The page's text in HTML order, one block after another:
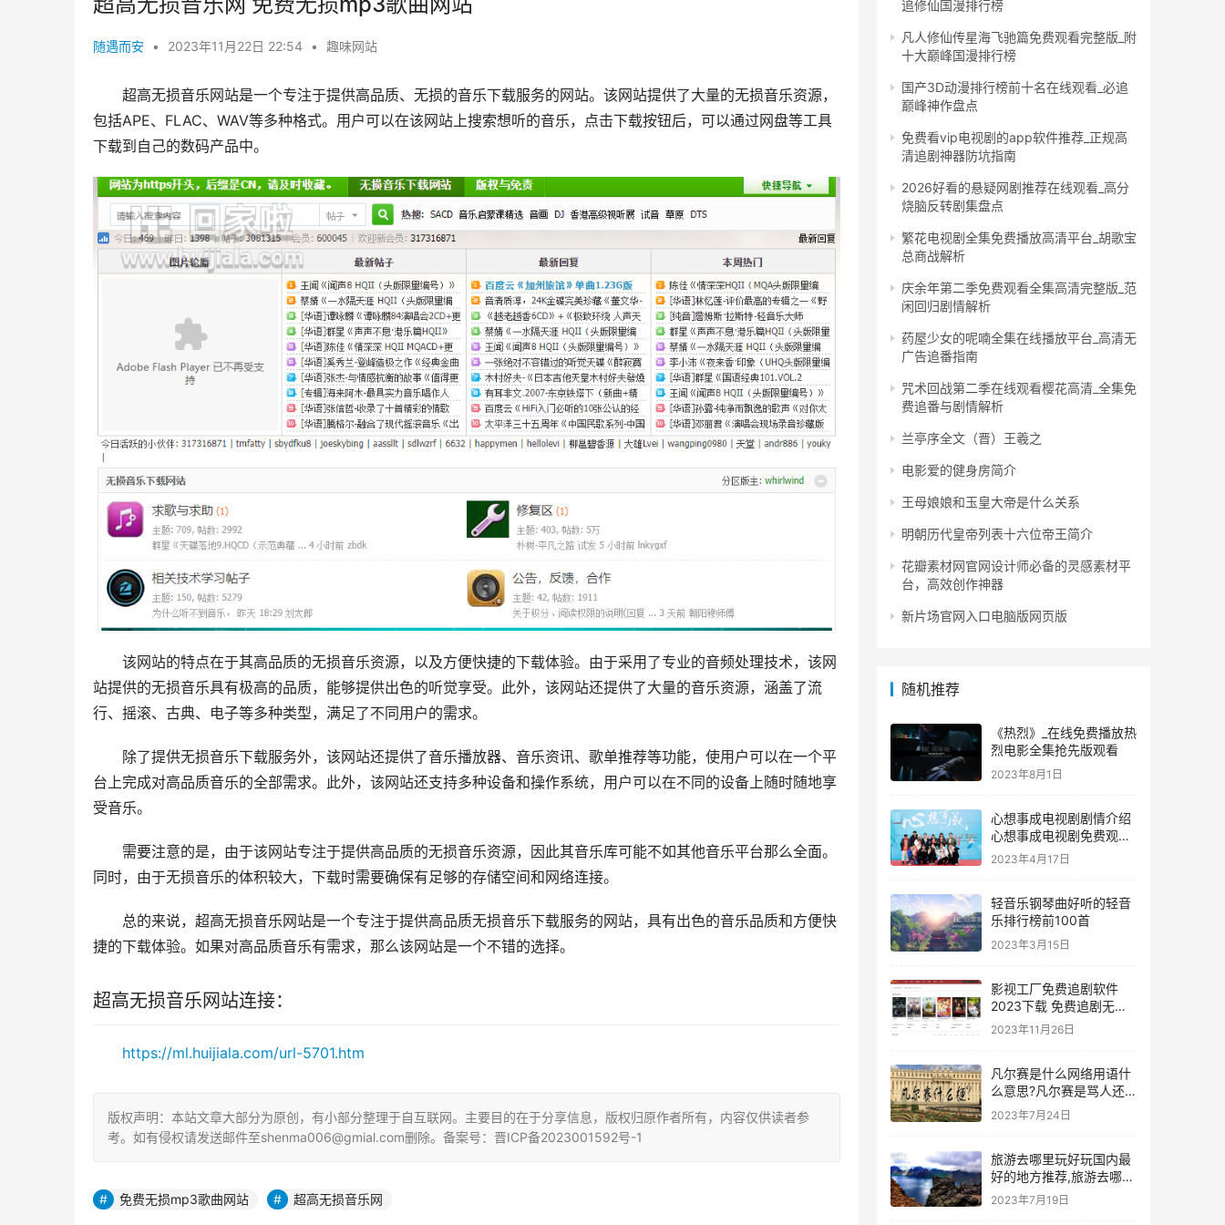
随遇而安 • 2023年11月22日 22:54 • 趣味网站
超高无损音乐网站是一个专注于提供高品质、无损的音乐下载服务的网站。该网站提供了大量的无损音乐资源，
包括APE、FLAC、WAV等多种格式。用户可以在该网站上搜索想听的音乐，点击下载按钮后，可以通过网盘等工具
下载到自己的数码产品中。
该网站的特点在于其高品质的无损音乐资源，以及方便快捷的下载体验。由于采用了专业的音频处理技术，该网
站提供的无损音乐具有极高的品质，能够提供出色的听觉享受。此外，该网站还提供了大量的音乐资源，涵盖了流
行、摇滚、古典、电子等多种类型，满足了不同用户的需求。
除了提供无损音乐下载服务外，该网站还提供了音乐播放器、音乐资讯、歌单推荐等功能，使用户可以在一个平
台上完成对高品质音乐的全部需求。此外，该网站还支持多种设备和操作系统，用户可以在不同的设备上随时随地享
受音乐。
需要注意的是，由于该网站专注于提供高品质的无损音乐资源，因此其音乐库可能不如其他音乐平台那么全面。
同时，由于无损音乐的体积较大，下载时需要确保有足够的存储空间和网络连接。
总的来说，超高无损音乐网站是一个专注于提供高品质无损音乐下载服务的网站，具有出色的音乐品质和方便快
捷的下载体验。如果对高品质音乐有需求，那么该网站是一个不错的选择。
超高无损音乐网站连接：
https://ml.huijiala.com/url-5701.htm
版权声明：本站文章大部分为原创，有小部分整理于自互联网。主要目的在于分享信息，版权归原作者所有，内容仅供读者参
考。如有侵权请发送邮件至shenma006@gmial.com删除。备案号：晋ICP备2023001592号-1
免费无损mp3歌曲网站 超高无损音乐网
追修仙国漫排行榜
凡人修仙传星海飞驰篇免费观看完整版_附
十大巅峰国漫排行榜
国产3D动漫排行榜前十名在线观看_必追
巅峰神作盘点
免费看vip电视剧的app软件推荐_正规高
清追剧神器防坑指南
2026好看的悬疑网剧推荐在线观看_高分
烧脑反转剧集盘点
繁花电视剧全集免费播放高清平台_胡歌宝
总商战解析
庆余年第二季免费观看全集高清完整版_范
闲回归剧情解析
药屋少女的呢喃全集在线播放平台_高清无
广告追番指南
咒术回战第二季在线观看樱花高清_全集免
费追番与剧情解析
兰亭序全文（晋）王羲之
电影爱的健身房简介
王母娘娘和玉皇大帝是什么关系
明朝历代皇帝列表十六位帝王简介
花瓣素材网官网设计师必备的灵感素材平
台，高效创作神器
新片场官网入口电脑版网页版
随机推荐
《热烈》_在线免费播放热
烈电影全集抢先版观看
2023年8月1日
心想事成电视剧剧情介绍
心想事成电视剧免费观看
全集在线播放在线看片免
2023年4月17日
轻音乐钢琴曲好听的轻音
乐排行榜前100首
2023年3月15日
影视工厂免费追剧软件
2023下载 免费追剧无广
告软件 全免费
2023年11月26日
凡尔赛是什么网络用语什
么意思?凡尔赛是骂人还
是夸人
2023年7月24日
旅游去哪里玩好玩国内最
好的地方推荐,旅游去哪玩
好玩又省钱
2023年7月19日